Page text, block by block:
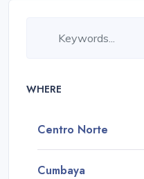
WHERE
Centro Norte
Cumbaya